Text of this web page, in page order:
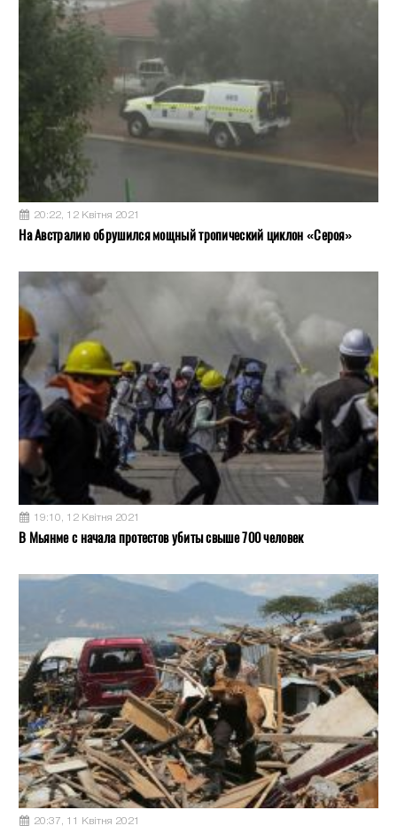
20:22, 12 Квітня 2021
На Австралию обрушился мощный тропический циклон «Сероя»
19:10, 12 Квітня 2021
В Мьянме с начала протестов убиты свыше 700 человек
20:37, 11 Квітня 2021